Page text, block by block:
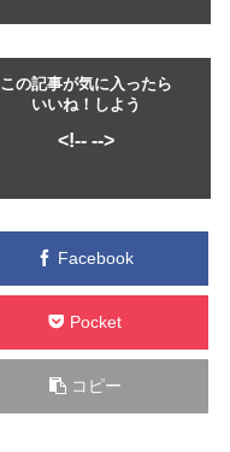
この記事が気に入ったら
いいね！しよう
<!-- -->
Facebook
Pocket
コピー